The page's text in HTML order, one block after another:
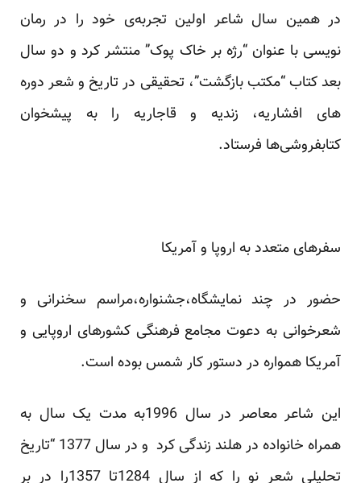
در همین سال شاعر اولین تجربه‌ی خود را در رمان
نویسی با عنوان “رژه بر خاک پوک” منتشر کرد و دو سال
بعد کتاب “مکتب بازگشت”، تحقیقی در تاریخ و شعر دوره
های افشاریه، زندیه و قاجاریه را به پیشخوان
کتابفروشی‌ها فرستاد.
سفرهای متعدد به اروپا و آمریکا
حضور در چند نمایشگاه،جشنواره،مراسم سخنرانی و
شعرخوانی به دعوت مجامع فرهنگی کشورهای اروپایی و
آمریکا همواره در دستور کار شمس بوده است.
این شاعر معاصر در سال 1996به مدت یک سال به
همراه خانواده‌ در هلند زندگی کرد و در سال 1377 “تاریخ
تحلیلی شعر نو را که از سال 1284تا 1357را در بر